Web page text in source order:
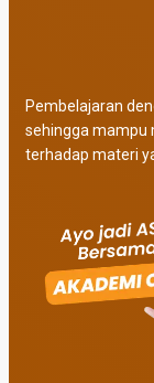
Pembelajaran
sehingga mampu
terhadap materi